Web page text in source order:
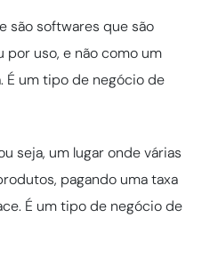
são softwares que são
por uso, e não como um
É um tipo de negócio de
seja, um lugar onde várias
pagando uma taxa
É um tipo de negócio de